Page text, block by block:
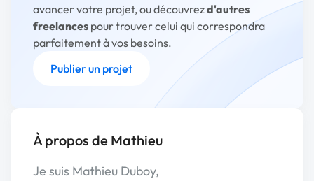
avancer votre projet, ou découvrezd'autres
freelances pour trouver celui qui correspondra
parfaitement à vos besoins.
Publier un projet
À propos de Mathieu
Je suis Mathieu Duboy,